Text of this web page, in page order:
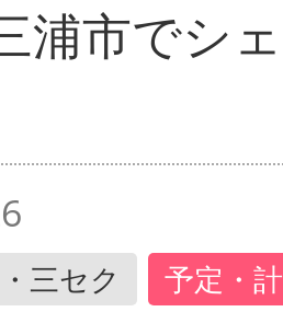
市でシ
三セク 予定・